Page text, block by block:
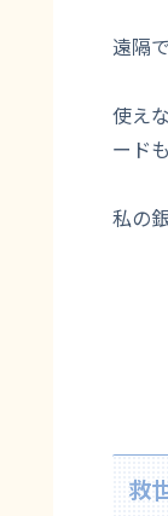
遠隔
使え
ード
私の
救